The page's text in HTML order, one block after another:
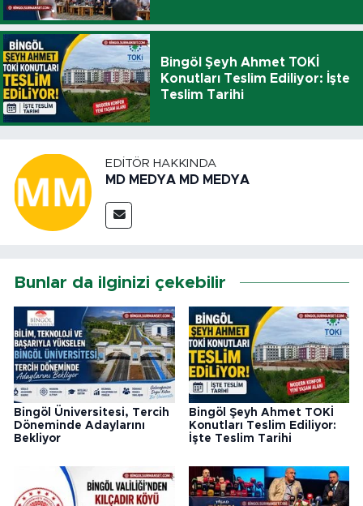
Bingöl Şeyh Ahmet TOKİ
Konutları Teslim Ediliyor: İşte
Teslim Tarihi
EDITÖR HAKKINDA
MD MEDYA MD MEDYA
Bunlar da ilginizi çekebilir
Bingöl Üniversitesi, Tercih
Döneminde Adaylarını
Bekliyor
Bingöl Şeyh Ahmet TOKİ
Konutları Teslim Ediliyor:
İşte Teslim Tarihi